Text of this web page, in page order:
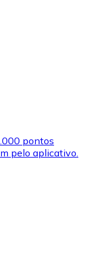
favoritas
pontos
pelo aplicativo.